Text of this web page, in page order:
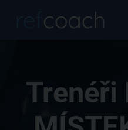
Trenéři